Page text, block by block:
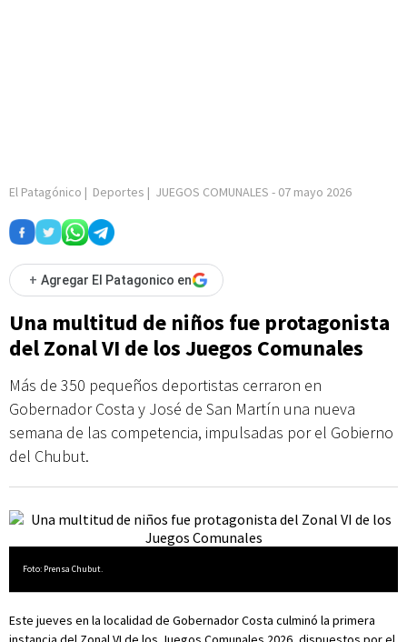
El Patagónico | Deportes | JUEGOS COMUNALES - 07 mayo 2026
+ Agregar El Patagonico en
Una multitud de niños fue protagonista
del Zonal VI de los Juegos Comunales
Más de 350 pequeños deportistas cerraron en
Gobernador Costa y José de San Martín una nueva
semana de las competencia, impulsadas por el Gobierno
del Chubut.
Foto: Prensa Chubut.
Este jueves en la localidad de Gobernador Costa culminó la primera